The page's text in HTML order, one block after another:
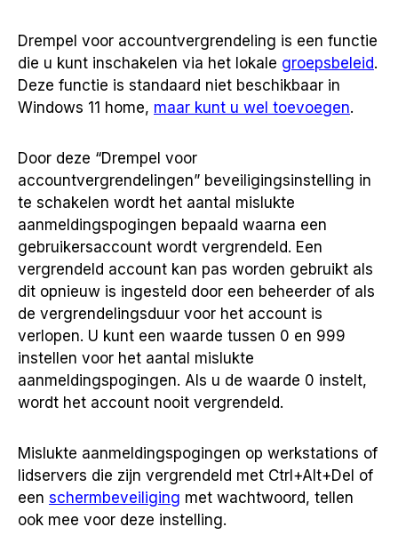
Drempel voor accountvergrendeling is een functie
die u kunt inschakelen via het lokale groepsbeleid.
Deze functie is standaard niet beschikbaar in
Windows 11 home, maar kunt u wel toevoegen.
Door deze “Drempel voor
accountvergrendelingen” beveiligingsinstelling in
te schakelen wordt het aantal mislukte
aanmeldingspogingen bepaald waarna een
gebruikersaccount wordt vergrendeld. Een
vergrendeld account kan pas worden gebruikt als
dit opnieuw is ingesteld door een beheerder of als
de vergrendelingsduur voor het account is
verlopen. U kunt een waarde tussen 0 en 999
instellen voor het aantal mislukte
aanmeldingspogingen. Als u de waarde 0 instelt,
wordt het account nooit vergrendeld.
Mislukte aanmeldingspogingen op werkstations of
lidservers die zijn vergrendeld met Ctrl+Alt+Del of
een schermbeveiliging met wachtwoord, tellen
ook mee voor deze instelling.